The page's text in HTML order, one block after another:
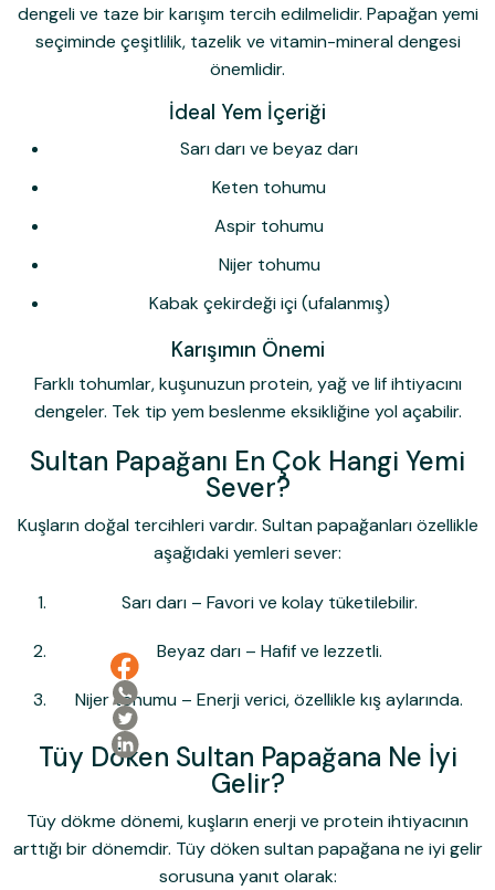
dengeli ve taze bir karışım tercih edilmelidir. Papağan yemi
seçiminde çeşitlilik, tazelik ve vitamin-mineral dengesi
önemlidir.
İdeal Yem İçeriği
Sarı darı ve beyaz darı
Keten tohumu
Aspir tohumu
Nijer tohumu
Kabak çekirdeği içi (ufalanmış)
Karışımın Önemi
Farklı tohumlar, kuşunuzun protein, yağ ve lif ihtiyacını
dengeler. Tek tip yem beslenme eksikliğine yol açabilir.
Sultan Papağanı En Çok Hangi Yemi
Sever?
Kuşların doğal tercihleri vardır. Sultan papağanları özellikle
aşağıdaki yemleri sever:
Sarı darı– Favori ve kolay tüketilebilir.
Beyaz darı– Hafif ve lezzetli.
Nijer tohumu – Enerji verici, özellikle kış aylarında.
Tüy Döken Sultan Papağana Ne İyi
Gelir?
Tüy dökme dönemi, kuşların enerji ve protein ihtiyacının
arttığı bir dönemdir. Tüy döken sultan papağana ne iyi gelir
sorusuna yanıt olarak: